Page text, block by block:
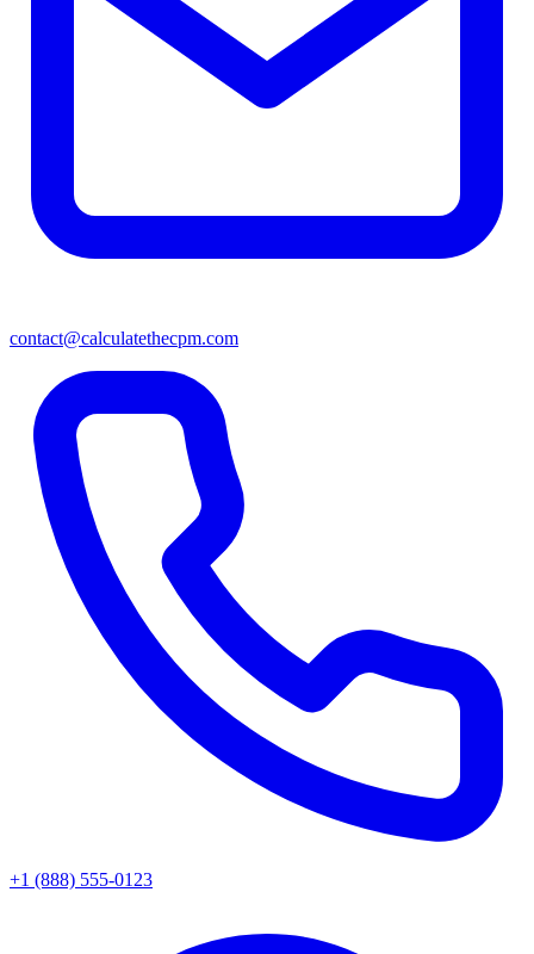
contact@calculatethecpm.com
+1 (888) 555-0123